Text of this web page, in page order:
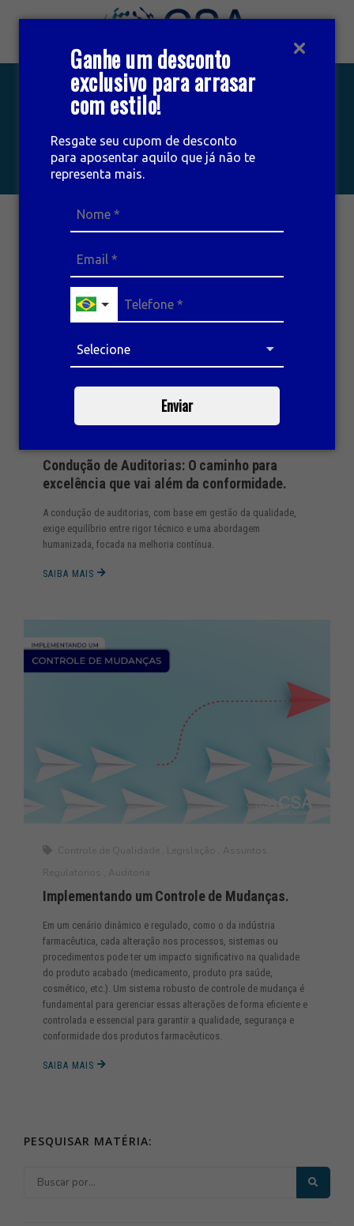
Ganhe um desconto
exclusivo para arrasar
com estilo!
Resgate seu cupom de desconto
para aposentar aquilo que já não te
representa mais.
Enviar
INÍCIO
PÓS GRADUAÇÃO
CURSOS
MATÉRIAS
INSTITUCIONAL
CONTATO
Matérias
MATÉRIAS
Condução de Auditorias: O caminho para
excelência que vai além da conformidade.
A condução de auditorias, com base em gestão da qualidade,
exige equilíbrio entre rigor técnico e uma abordagem
humanizada, focada na melhoria contínua.
SAIBA MAIS
Controle de Qualidade Legislação
Assuntos
Regulatorios
Auditoria
Implementando um Controle de Mudanças.
Em um cenário dinâmico e regulado, como o da indústria
farmacêutica, cada alteração nos processos, sistemas ou
procedimentos pode ter um impacto significativo na qualidade
do produto acabado (medicamento, produto pra saúde,
cosmético, etc.). Um sistema robusto de controle de mudança é
fundamental para gerenciar essas alterações de forma eficiente e
controlada e essencial para garantir a qualidade, segurança e
conformidade dos produtos farmacêuticos.
SAIBA MAIS
PESQUISAR MATÉRIA: